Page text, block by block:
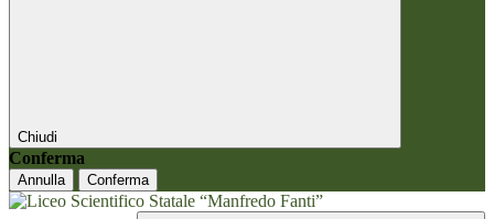
Chiudi
Conferma
Annulla Conferma